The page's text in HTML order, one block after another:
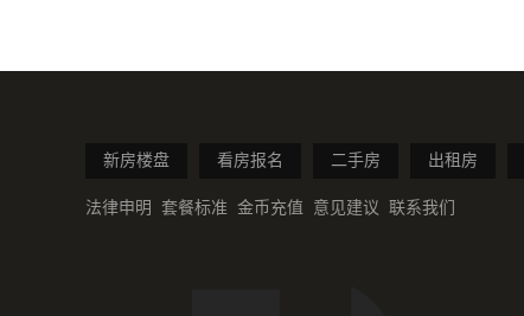
新房楼盘 看房报名 二手房 出租房
法律申明 套餐标准 金币充值 意见建议 联系我们